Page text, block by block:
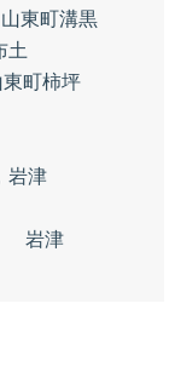
山東町溝黒
土
東町柿坪
岩津
岩津